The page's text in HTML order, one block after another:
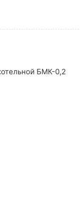
БМК-0,2